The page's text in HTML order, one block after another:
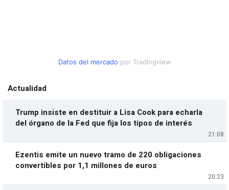
Datos del mercado por Tradingview
Actualidad
21:08
Trump insiste en destituir a Lisa Cook para echarla
del órgano de la Fed que fija los tipos de interés
20:23
Ezentis emite un nuevo tramo de 220 obligaciones
convertibles por 1,1 millones de euros